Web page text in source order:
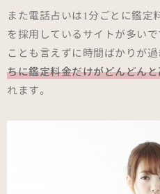
また電話占いは1分ごとに鑑定
を採用しているサイトが多い
ことも言えずに時間ばかりが過
ちに鑑定料金だけがどんどん
れます。